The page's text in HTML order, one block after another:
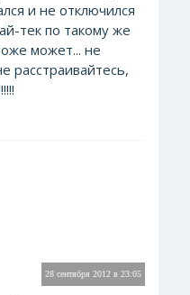
и не отключился
тек по такому же
может... не
расстраивайтесь,
28 сентября 2012 в 23:05